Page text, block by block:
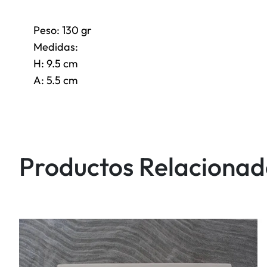
Peso: 130 gr
Medidas:
H: 9.5 cm
A: 5.5 cm
Productos